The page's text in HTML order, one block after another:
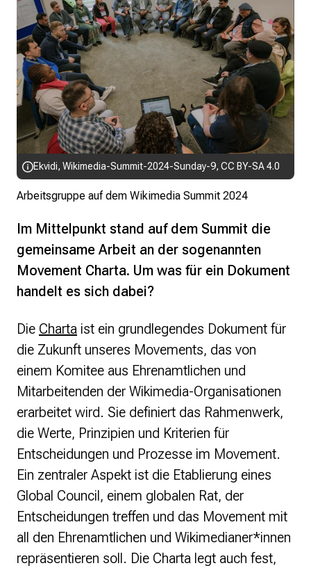
Ekvidi, Wikimedia-Summit-2024-Sunday-9, CC BY-SA 4.0
Arbeitsgruppe auf dem Wikimedia Summit 2024
Im Mittelpunkt stand auf dem Summit die
gemeinsame Arbeit an der sogenannten
Movement Charta. Um was für ein Dokument
handelt es sich dabei?
Die Charta ist ein grundlegendes Dokument für
die Zukunft unseres Movements, das von
einem Komitee aus Ehrenamtlichen und
Mitarbeitenden der Wikimedia-Organisationen
erarbeitet wird. Sie definiert das Rahmenwerk,
die Werte, Prinzipien und Kriterien für
Entscheidungen und Prozesse im Movement.
Ein zentraler Aspekt ist die Etablierung eines
Global Council, einem globalen Rat, der
Entscheidungen treffen und das Movement mit
all den Ehrenamtlichen und Wikimedianer*innen
repräsentieren soll. Die Charta legt auch fest,